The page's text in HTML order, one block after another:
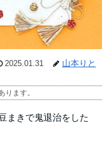
2025.01.31 山本りと
ります。
まきで鬼退治をした